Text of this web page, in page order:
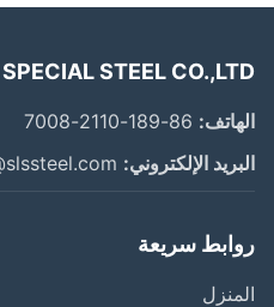
SPECIAL STEEL
86-189-2110-7008
الإلكتروني: sales1@slssteel.com
سريعة